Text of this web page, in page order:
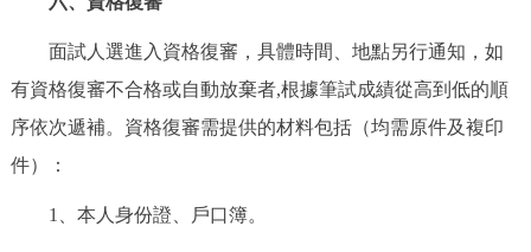
面試人選進入資格復審，具體時間、地點另行通知，如
有資格復審不合格或自動放棄者,根據筆試成績從高到低的順
序依次遞補。資格復審需提供的材料包括（均需原件及複印
件）：
1、本人身份證、戶口簿。